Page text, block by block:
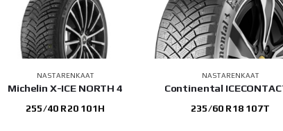
NASTARENKAAT
Michelin X-ICE NORTH 4
255/40 R20 101H
NASTARENKAAT
Continental
235/60 R18 107T